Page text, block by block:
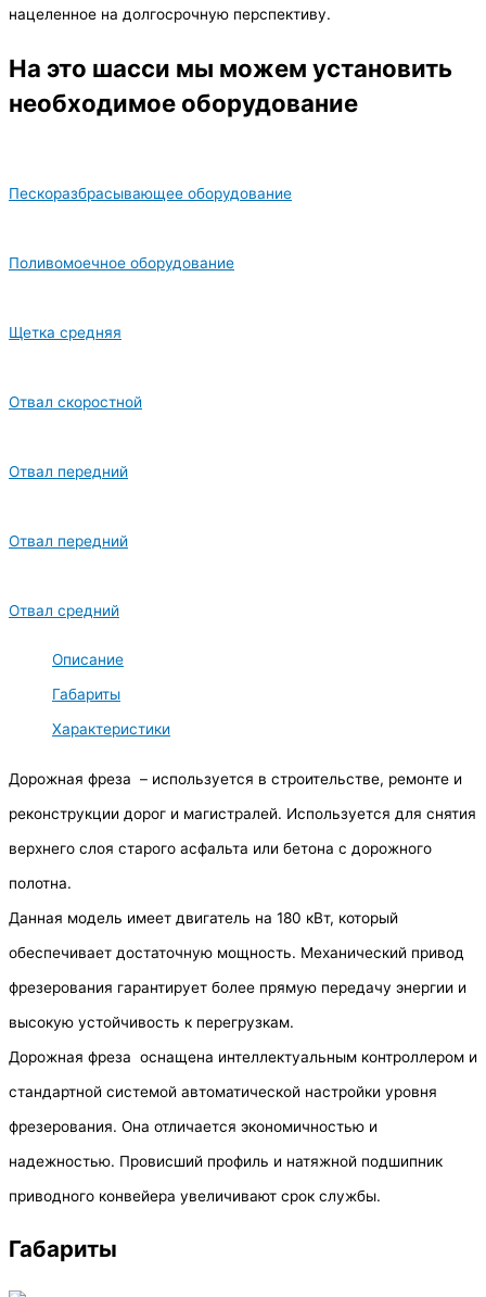
нацеленное на долгосрочную перспективу.
На это шасси мы можем установить
необходимое оборудование
Пескоразбрасывающее оборудование
Поливомоечное оборудование
Щетка средняя
Отвал скоростной
Отвал передний
Отвал передний
Отвал средний
Описание
Габариты
Характеристики
Дорожная фреза – используется в строительстве, ремонте и
реконструкции дорог и магистралей. Используется для снятия
верхнего слоя старого асфальта или бетона с дорожного
полотна.
Данная модель имеет двигатель на 180 кВт, который
обеспечивает достаточную мощность. Механический привод
фрезерования гарантирует более прямую передачу энергии и
высокую устойчивость к перегрузкам.
Дорожная фреза оснащена интеллектуальным контроллером и
стандартной системой автоматической настройки уровня
фрезерования. Она отличается экономичностью и
надежностью. Провисший профиль и натяжной подшипник
приводного конвейера увеличивают срок службы.
Габариты